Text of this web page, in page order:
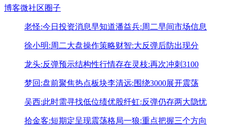
博客微社区圈子
老怪:今日投资消息早知道潘益兵:周二早间市场信息
徐小明:周二大盘操作策略财智:大反弹后防出现分
龙头:反弹预示结构性行情存在灵枝:再次冲刺3100
梦回:盘前聚焦热点板块李清远:围绕3000展开震荡
吴西:此时需寻找低位绩优股纤虹:反弹仍存两大隐忧
拾金客:短期定呈现震荡格局一狼:重点把握三个方向